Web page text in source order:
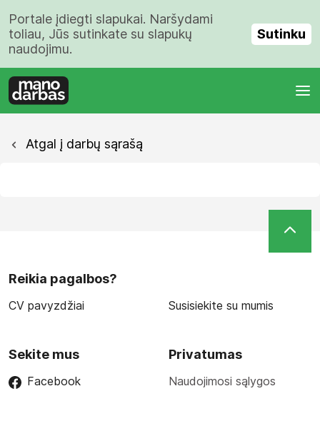
Portale įdiegti slapukai. Naršydami
toliau, Jūs sutinkate su slapukų
naudojimu.
Sutinku
Atgal į darbų sąrašą
Reikia pagalbos?
CV pavyzdžiai Susisiekite su mumis
Sekite mus
Facebook
Privatumas
Naudojimosi sąlygos